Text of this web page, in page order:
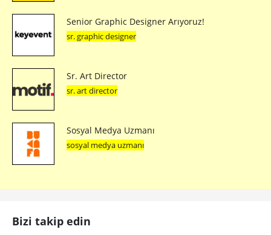
Senior Graphic Designer Arıyoruz!
sr. graphic designer
Sr. Art Director
sr. art director
Sosyal Medya Uzmanı
sosyal medya uzmanı
Bizi takip edin